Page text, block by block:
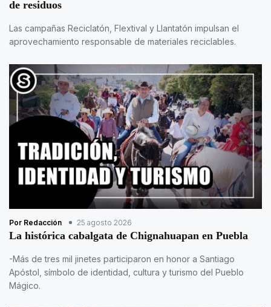
de residuos
Las campañas Reciclatón, Flextival y Llantatón impulsan el
aprovechamiento responsable de materiales reciclables.
Por Redacción 25 agosto 2026
La histórica cabalgata de Chignahuapan en Puebla
-Más de tres mil jinetes participaron en honor a Santiago
Apóstol, símbolo de identidad, cultura y turismo del Pueblo
Mágico.